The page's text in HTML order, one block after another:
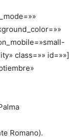
class=»» id=»»]
Romano).